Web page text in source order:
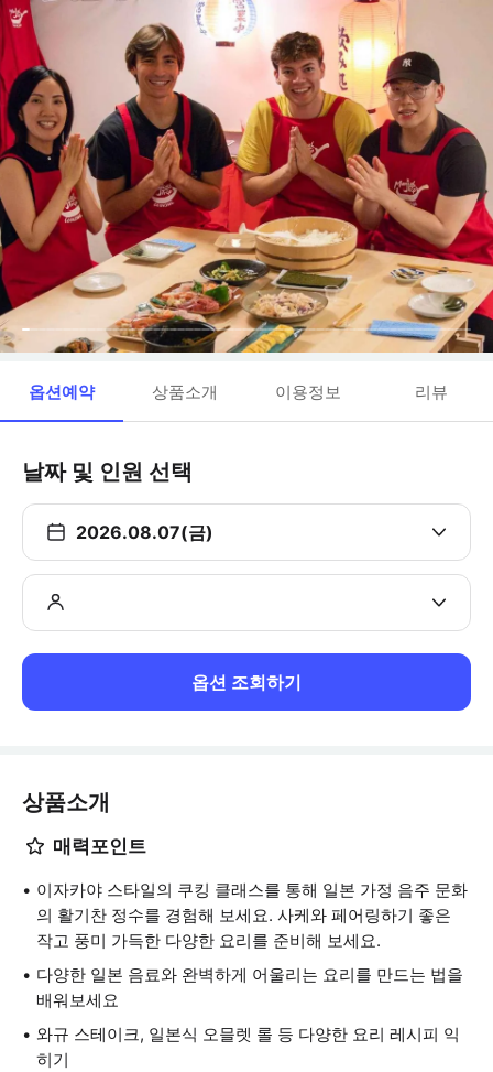
옵션예약 상품소개 이용정보 리뷰
날짜 및 인원 선택
2026.08.07(금)
옵션 조회하기
상품소개
매력포인트
이자카야 스타일의 쿠킹 클래스를 통해 일본 가정 음주 문화
의 활기찬 정수를 경험해 보세요. 사케와 페어링하기 좋은
작고 풍미 가득한 다양한 요리를 준비해 보세요.
다양한 일본 음료와 완벽하게 어울리는 요리를 만드는 법을
배워보세요
와규 스테이크, 일본식 오믈렛 롤 등 다양한 요리 레시피 익
히기